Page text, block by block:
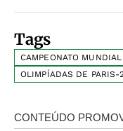
Tags
CAMPEONATO
OLIMPÍADAS DE PARIS-